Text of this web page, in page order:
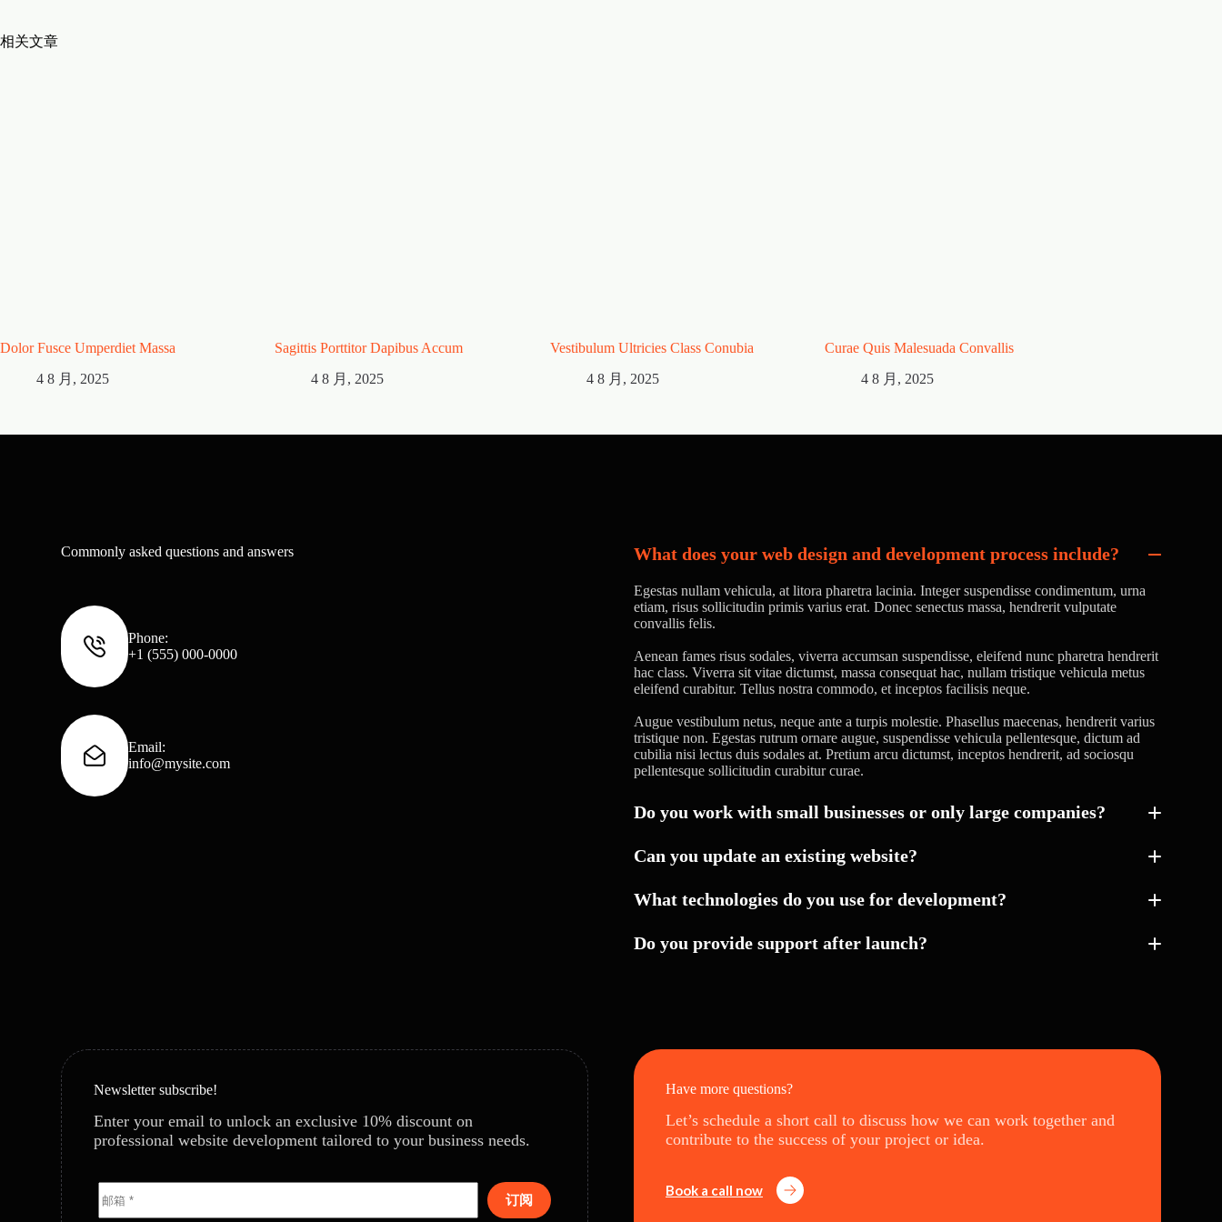
相关文章
Dolor Fusce Umperdiet Massa
4 8 月, 2025
Sagittis Porttitor Dapibus Accum
4 8 月, 2025
Vestibulum Ultricies Class Conubia
4 8 月, 2025
Curae Quis Malesuada Convallis
4 8 月, 2025
Commonly asked questions and answers
Phone:
+1 (555) 000-0000
Email:
info@mysite.com
What does your web design and development process include?
Egestas nullam vehicula, at litora pharetra lacinia. Integer suspendisse condimentum, urna
etiam, risus sollicitudin primis varius erat. Donec senectus massa, hendrerit vulputate
convallis felis.
Aenean fames risus sodales, viverra accumsan suspendisse, eleifend nunc pharetra hendrerit
hac class. Viverra sit vitae dictumst, massa consequat hac, nullam tristique vehicula metus
eleifend curabitur. Tellus nostra commodo, et inceptos facilisis neque.
Augue vestibulum netus, neque ante a turpis molestie. Phasellus maecenas, hendrerit varius
tristique non. Egestas rutrum ornare augue, suspendisse vehicula pellentesque, dictum ad
cubilia nisi lectus duis sodales at. Pretium arcu dictumst, inceptos hendrerit, ad sociosqu
pellentesque sollicitudin curabitur curae.
Do you work with small businesses or only large companies?
Can you update an existing website?
What technologies do you use for development?
Do you provide support after launch?
Newsletter subscribe!
Enter your email to unlock an exclusive 10% discount on
professional website development tailored to your business needs.
订阅
Have more questions?
Let’s schedule a short call to discuss how we can work together and
contribute to the success of your project or idea.
Book a call now